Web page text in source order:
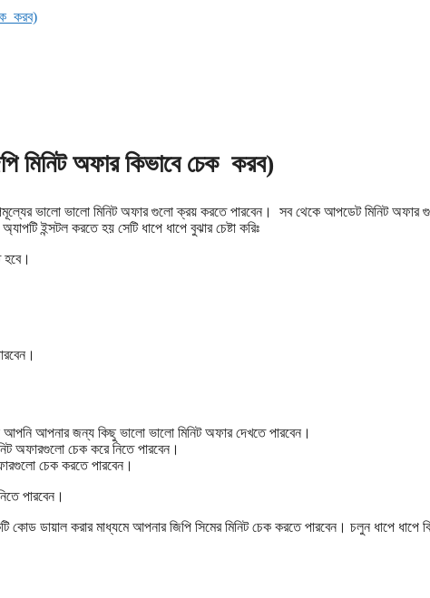
করব)
অফার কিভাবে চেক করব)
ভালো ভালো মিনিট অফার গুলো ক্রয় করতে পারবেন। সব থেকে আপডেট মিনিট অফার
ইন্সটল করতে হয় সেটি ধাপে ধাপে বুঝার চেষ্টা করিঃ
আপনার জন্য কিছু ভালো ভালো মিনিট অফার দেখতে পারবেন।
অফারগুলো চেক করে নিতে পারবেন।
চেক করতে পারবেন।
পারবেন।
ডায়াল করার মাধ্যমে আপনার জিপি সিমের মিনিট চেক করতে পারবেন। চলুন ধাপে ধাপে